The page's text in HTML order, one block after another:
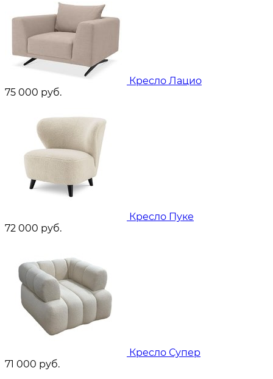
Кресло Лацио
75 000 руб.
Кресло Пуке
72 000 руб.
Кресло Супер
71 000 руб.